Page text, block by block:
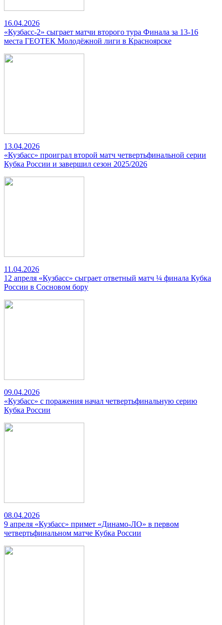
16.04.2026
«Кузбасс-2» сыграет матчи второго тура Финала за 13-16
места ГЕОТЕК Молодёжной лиги в Красноярске
13.04.2026
«Кузбасс» проиграл второй матч четвертьфинальной серии
Кубка России и завершил сезон 2025/2026
11.04.2026
12 апреля «Кузбасс» сыграет ответный матч ¼ финала Кубка
России в Сосновом бору
09.04.2026
«Кузбасс» с поражения начал четвертьфинальную серию
Кубка России
08.04.2026
9 апреля «Кузбасс» примет «Динамо-ЛО» в первом
четвертьфинальном матче Кубка России